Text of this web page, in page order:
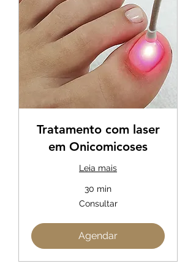
Tratamento com laser
em Onicomicoses
Leia mais
30 min
Consultar
Agendar